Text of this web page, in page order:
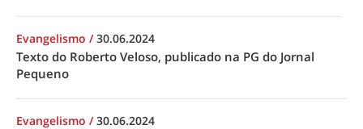
Evangelismo /30.06.2024
Texto do Roberto Veloso, publicado na PG do Jornal
Pequeno
Evangelismo /30.06.2024